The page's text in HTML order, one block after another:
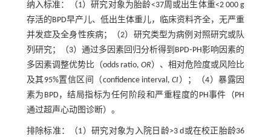
纳入标准：（1）研究对象为胎龄<37周或出生体重<2 000 g
存活的BPD早产儿、低出生体重儿，临床资料齐全，无严重
并发症及全身性疾病；（2）研究类型为病例对照研究或队
列研究；（3）通过多因素回归分析得到BPD⁃PH影响因素的
多因素调整优势比（odds ratio, OR）、相对危险度或风险比
及其95%置信区间（confidence interval,CI ）；（4）暴露因
素为BPD，结局指标为任何阶段和严重程度的PH事件（PH
通过超声心动图诊断）。
排除标准：（1）研究对象为入院日龄>3 d或在校正胎龄36